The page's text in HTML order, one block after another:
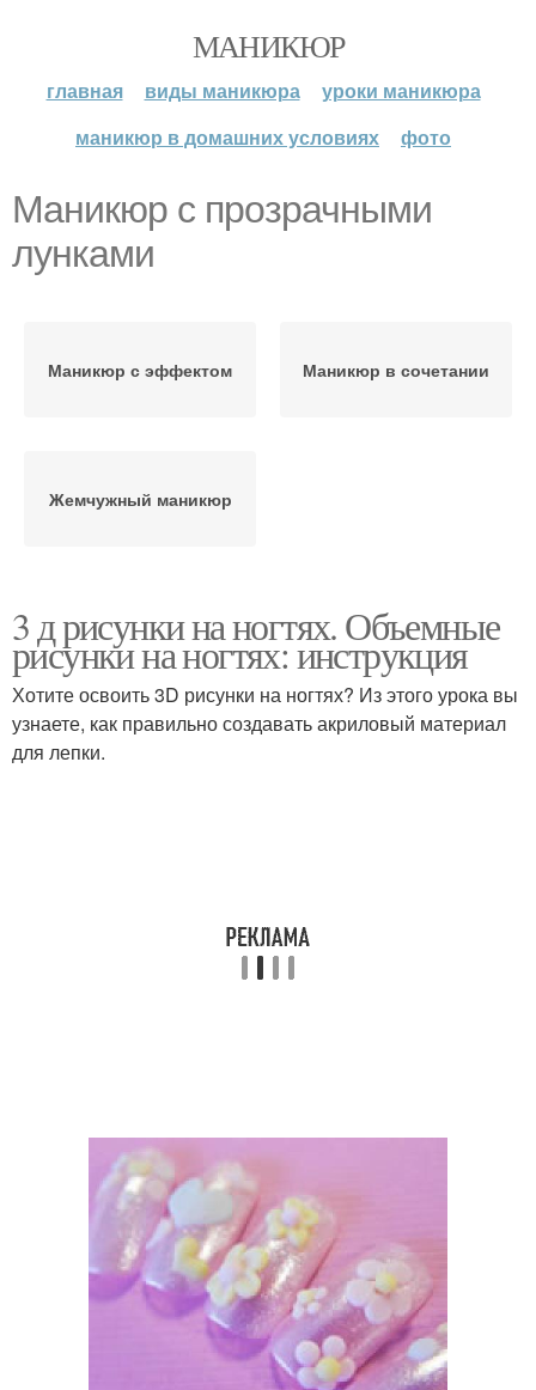
МАНИКЮР
главная виды маникюра
уроки маникюра
маникюр в домашних условиях
фото
Маникюр с прозрачными
лунками
Маникюр с эффектом Маникюр в сочетании
Жемчужный маникюр
3 д рисунки на ногтях. Объемные
рисунки на ногтях: инструкция
Хотите освоить 3D рисунки на ногтях? Из этого урока вы
узнаете, как правильно создавать акриловый материал
для лепки.